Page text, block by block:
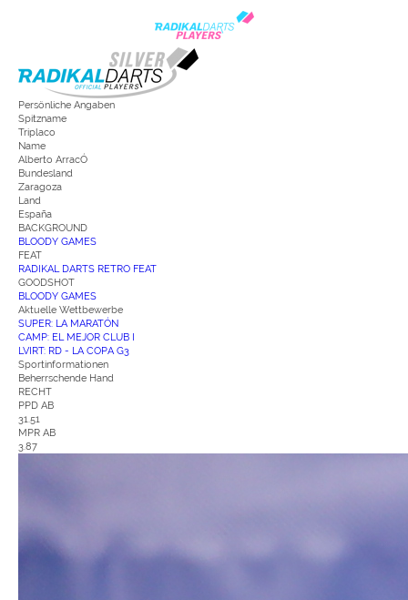
Persönliche Angaben
Spitzname
Triplaco
Name
Alberto ArracÓ
Bundesland
Zaragoza
Land
España
BACKGROUND
BLOODY GAMES
FEAT
RADIKAL DARTS RETRO FEAT
GOODSHOT
BLOODY GAMES
Aktuelle Wettbewerbe
SUPER: LA MARATÓN
CAMP: EL MEJOR CLUB I
LVIRT: RD - LA COPA G3
Sportinformationen
Beherrschende Hand
RECHT
PPD AB
31.51
MPR AB
3.87